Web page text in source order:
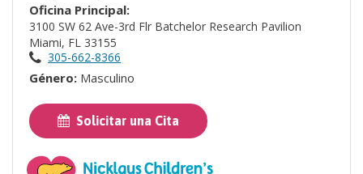
Oficina Principal:
3100 SW 62 Ave-3rd Flr Batchelor Research Pavilion
Miami, FL 33155
305-662-8366
Género: Masculino
Solicitar una Cita